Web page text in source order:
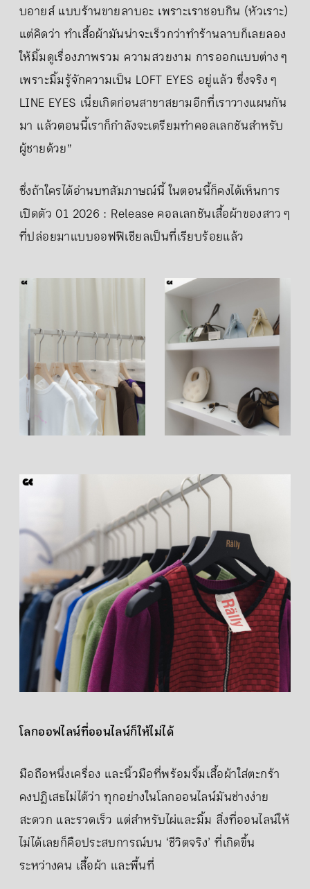
บอายส์ แบบร้านขายลาบอะ เพราะเราชอบกิน (หัวเราะ)
แต่คิดว่า ทำเสื้อผ้ามันน่าจะเร็วกว่าทำร้านลาบก็เลยลอง
ให้มิ้มดูเรื่องภาพรวม ความสวยงาม การออกแบบต่าง ๆ
เพราะมิ้มรู้จักความเป็น LOFT EYES อยู่แล้ว ซึ่งจริง ๆ
LINE EYES เนี่ยเกิดก่อนสาขาสยามอีกที่เราวางแผนกัน
มา แล้วตอนนี้เราก็กำลังจะเตรียมทำคอลเลกชันสำหรับ
ผู้ชายด้วย”
ซึ่งถ้าใครได้อ่านบทสัมภาษณ์นี้ ในตอนนี้ก็คงได้เห็นการ
เปิดตัว 01 2026 : Release คอลเลกชันเสื้อผ้าของสาว ๆ
ที่ปล่อยมาแบบออฟฟิเชียลเป็นที่เรียบร้อยแล้ว
โลกออฟไลน์ที่ออนไลน์ก็ให้ไม่ได้
มือถือหนึ่งเครื่อง และนิ้วมือที่พร้อมจิ้มเสื้อผ้าใส่ตะกร้า
คงปฏิเสธไม่ได้ว่า ทุกอย่างในโลกออนไลน์มันช่างง่าย
สะดวก และรวดเร็ว แต่สำหรับไผ่และมิ้ม สิ่งที่ออนไลน์ให้
ไม่ได้เลยก็คือประสบการณ์บน ‘ชีวิตจริง’ ที่เกิดขึ้น
ระหว่างคน เสื้อผ้า และพื้นที่